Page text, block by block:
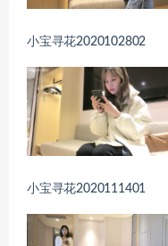
小宝寻花2020102802
小宝寻花2020111401